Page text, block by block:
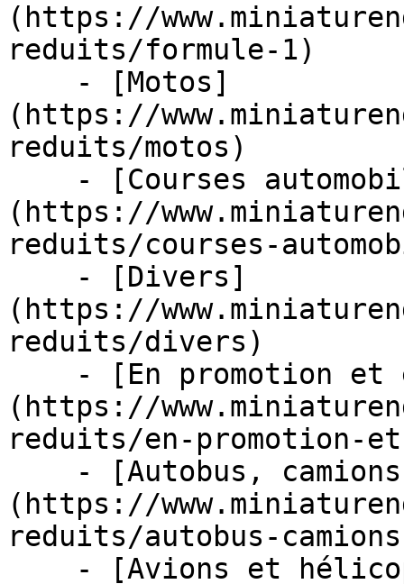
(https://
reduits/formule-1)
(https://
reduits/motos)
(https://
reduits/courses-
(https://
reduits/divers)
(https://
reduits/en-promotion-
(https://
reduits/autobus-